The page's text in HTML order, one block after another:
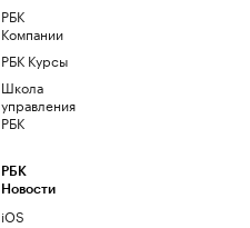
РБК
Компании
РБК Курсы
Школа
управления
РБК
РБК
Новости
iOS